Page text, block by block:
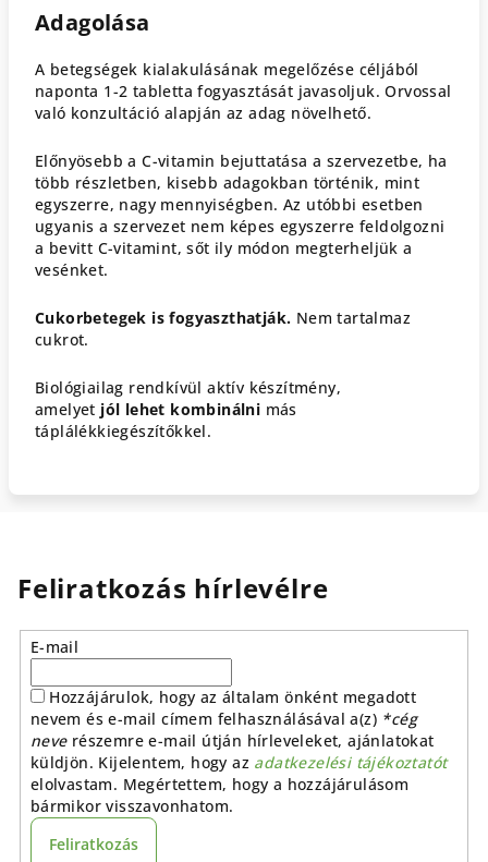
Adagolása
A betegségek kialakulásának megelőzése céljából
naponta 1-2 tabletta fogyasztását javasoljuk. Orvossal
való konzultáció alapján az adag növelhető.
Előnyösebb a C-vitamin bejuttatása a szervezetbe, ha
több részletben, kisebb adagokban történik, mint
egyszerre, nagy mennyiségben. Az utóbbi esetben
ugyanis a szervezet nem képes egyszerre feldolgozni
a bevitt C-vitamint, sőt ily módon megterheljük a
vesénket.
Cukorbetegek is fogyaszthatják. Nem tartalmaz
cukrot.
Biológiailag rendkívül aktív készítmény,
amelyet jól lehet kombinálni más
táplálékkiegészítőkkel.
Feliratkozás hírlevélre
E-mail
Hozzájárulok, hogy az általam önként megadott
nevem és e-mail címem felhasználásával a(z) *cég
neverészemre e-mail útján hírleveleket, ajánlatokat
küldjön. Kijelentem, hogy az adatkezelési tájékoztatót
elolvastam. Megértettem, hogy a hozzájárulásom
bármikor visszavonhatom.
Feliratkozás